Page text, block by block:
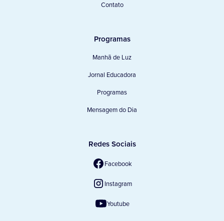
Contato
Programas
Manhã de Luz
Jornal Educadora
Programas
Mensagem do Dia
Redes Sociais
Facebook
Instagram
Youtube